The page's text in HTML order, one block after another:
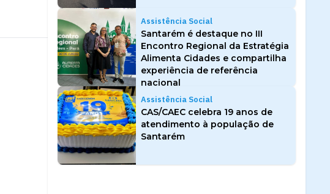
Assistência Social
Santarém é destaque no III
Encontro Regional da Estratégia
Alimenta Cidades e compartilha
experiência de referência
nacional
Assistência Social
CAS/CAEC celebra 19 anos de
atendimento à população de
Santarém